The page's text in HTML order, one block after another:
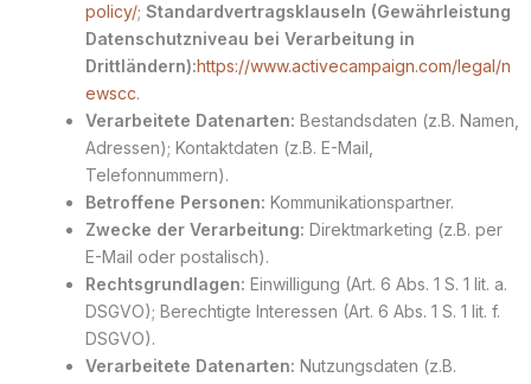
policy/; Standardvertragsklauseln (Gewährleistung
Datenschutzniveau bei Verarbeitung in
Drittländern):https://www.activecampaign.com/legal/n
ewscc.
Verarbeitete Datenarten: Bestandsdaten (z.B. Namen,
Adressen); Kontaktdaten (z.B. E-Mail,
Telefonnummern).
Betroffene Personen: Kommunikationspartner.
Zwecke der Verarbeitung: Direktmarketing (z.B. per
E-Mail oder postalisch).
Rechtsgrundlagen: Einwilligung (Art. 6 Abs. 1 S. 1 lit. a.
DSGVO); Berechtigte Interessen (Art. 6 Abs. 1 S. 1 lit. f.
DSGVO).
Verarbeitete Datenarten: Nutzungsdaten (z.B.